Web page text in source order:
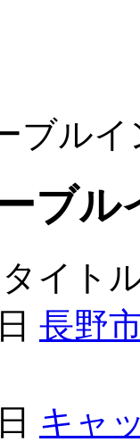
ブル
ブル
タイト
長野
キャ